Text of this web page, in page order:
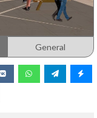
General